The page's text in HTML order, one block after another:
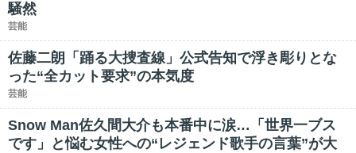
騒然
芸能
佐藤二朗「踊る大捜査線」公式告知で浮き彫りとな
った“全カット要求”の本気度
芸能
Snow Man佐久間大介も本番中に涙…「世界一ブス
です」と悩む女性への“レジェンド歌手の言葉”が大